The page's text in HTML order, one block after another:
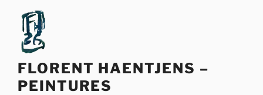
contenu
principal
FLORENT HAENTJENS –
PEINTURES